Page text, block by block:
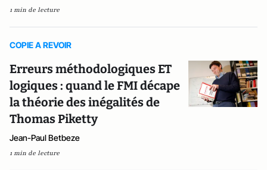
1 min de lecture
COPIE A REVOIR
Erreurs méthodologiques ET
logiques : quand le FMI décape
la théorie des inégalités de
Thomas Piketty
Jean-Paul Betbeze
1 min de lecture